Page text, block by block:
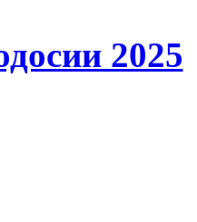
2025